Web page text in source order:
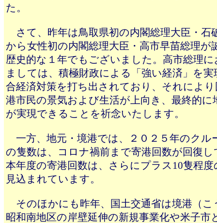
た。
さて、昨年は鳥取県初の内閣総理大臣・石
から女性初の内閣総理大臣・高市早苗総理が
歴史的な１年でもございました。高市総理
ましては、積極財政による「強い経済」を実
合経済対策を打ち出されており、それによ
港市民の景気および生活が上向き、最終的に
が実現できることを祈念いたします。
一方、地元・境港では、２０２５年のクル
の隻数は、コロナ禍前まで寄港回数が回復し
本年度の寄港回数は、さらにプラス10隻程度
見込まれています。
そのほかにも昨年、国土交通省は境港（こ
昭和南地区の岸壁延伸の新規事業化や米子市